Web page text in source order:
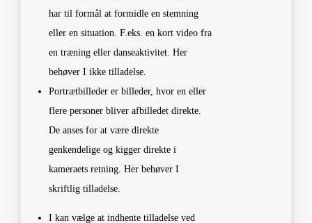
har til formål at formidle en stemning
eller en situation. F.eks. en kort video fra
en træning eller danseaktivitet. Her
behøver I ikke tilladelse.
Portrætbilleder er billeder, hvor en eller
flere personer bliver afbilledet direkte.
De anses for at være direkte
genkendelige og kigger direkte i
kameraets retning. Her behøver I
skriftlig tilladelse.
I kan vælge at indhente tilladelse ved